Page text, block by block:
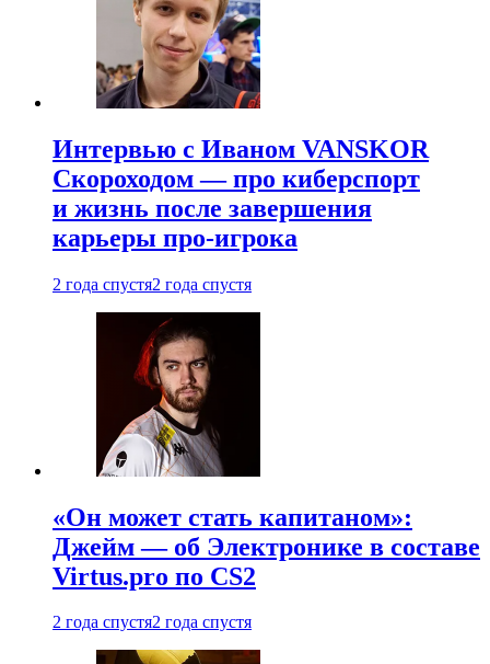
Интервью с Иваном VANSKOR
Скороходом — про киберспорт
и жизнь после завершения
карьеры про-игрока
2 года спустя2 года спустя
«Он может стать капитаном»:
Джейм — об Электронике в составе
Virtus.pro по CS2
2 года спустя2 года спустя